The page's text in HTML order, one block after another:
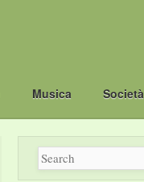
Musica Società